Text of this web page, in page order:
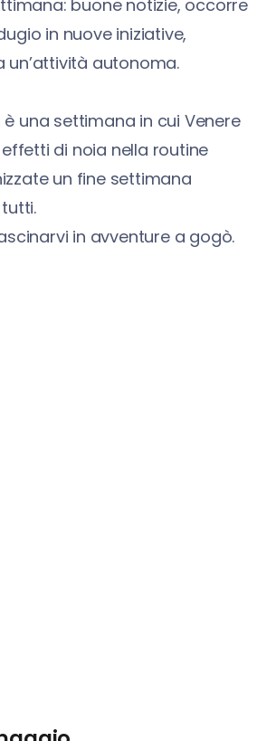
buone notizie, occorre
in nuove iniziative,
autonoma.
una settimana in cui Venere
di noia nella routine
un fine settimana
in avventure a gogò.